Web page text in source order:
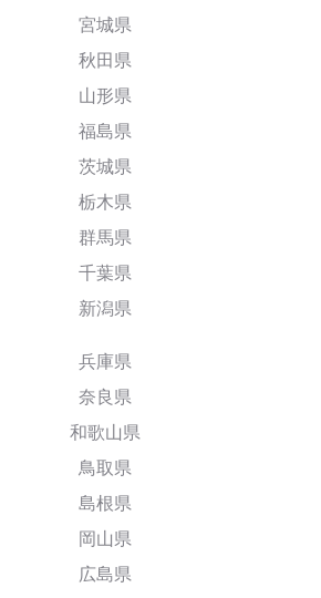
宮城県
秋田県
山形県
福島県
茨城県
栃木県
群馬県
千葉県
新潟県
兵庫県
奈良県
和歌山県
鳥取県
島根県
岡山県
広島県